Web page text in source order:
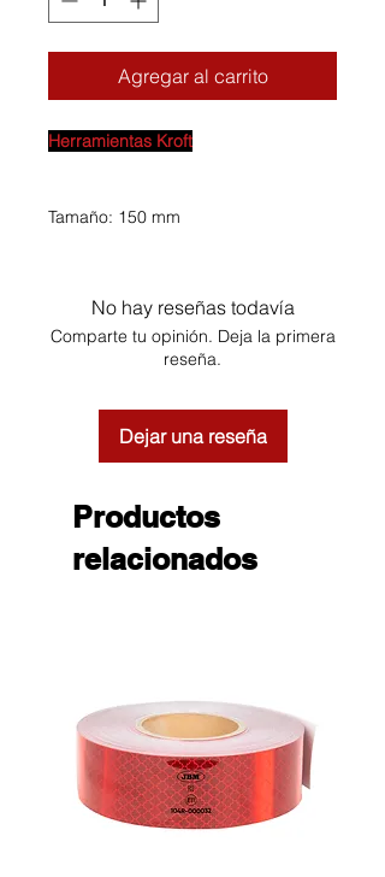
Agregar al carrito
Herramientas Kroft
Tamaño: 150 mm
No hay reseñas todavía
Comparte tu opinión. Deja la primera
reseña.
Dejar una reseña
Productos
relacionados